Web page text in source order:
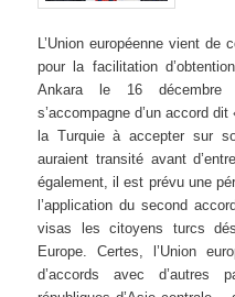
L’Union européenne vient
pour la facilitation
Ankara le 16 décembre
s’accompagne d’un accord
la Turquie à accepter sur
auraient transité avant
également, il est prévu une
l’application du second
visas les citoyens turcs
Europe. Certes, l’Union
d’accords avec d’autres